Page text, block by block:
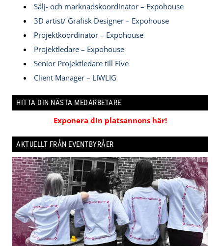
Sälj- och marknadskoordinator – Expohouse
3D artist/ Grafisk Designer – Expohouse
Projektkoordinator – Expohouse
Projektledare – Expohouse
Senior Projektledare till Five
Client Manager – LIWLIG
HITTA DIN NÄSTA MEDARBETARE
Exponera din platsannons här!
AKTUELLT FRÅN EVENTBYRÅER